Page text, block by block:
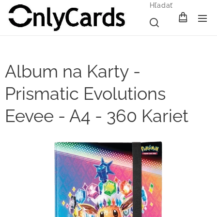
Hľadať
Album na Karty -
Prismatic Evolutions
Eevee - A4 - 360 Kariet